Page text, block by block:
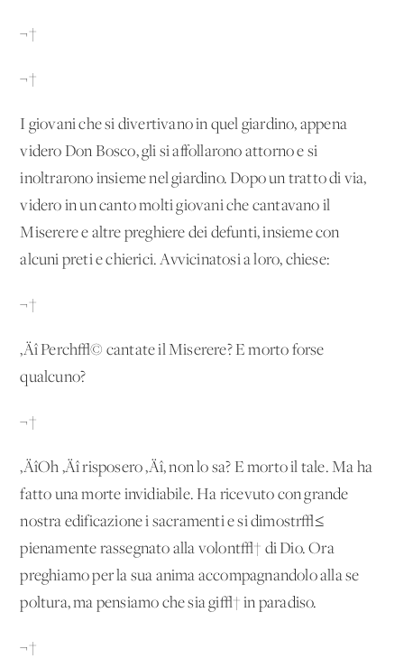
¬†
¬†
I giovani che si divertivano in quel giardino, appena
videro Don Bosco, gli si affollarono attorno e si
inoltrarono insieme nel giardino. Dopo un tratto di via,
videro in un canto molti giovani che cantavano il
Miserere e altre preghiere dei defunti, insieme con
alcuni preti e chierici. Avvicinatosi a loro, chiese:
¬†
‚Äî Perch√© cantate il Miserere? E morto forse
qualcuno?
¬†
‚ÄîOh ‚Äî risposero ‚Äî, non lo sa? E morto il tale. Ma ha
fatto una morte invidiabile. Ha ricevuto con grande
nostra edificazione i sacramenti e si dimostr√≤
pienamente rassegnato alla volont√† di Dio. Ora
preghiamo per la sua anima accompagnandolo alla se
poltura, ma pensiamo che sia gi√† in paradiso.
¬†